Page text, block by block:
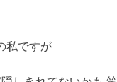
私ですが